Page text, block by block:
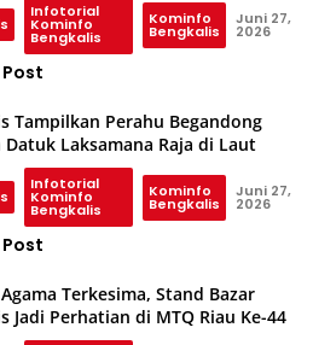
Infotorial
Kominfo
Bengkalis
Kominfo
Bengkalis
Juni 27,
2026
Tampilkan Perahu Begandong
Datuk Laksamana Raja di Laut
Infotorial
Kominfo
Bengkalis
Kominfo
Bengkalis
Juni 27,
2026
Terkesima, Stand Bazar
Jadi Perhatian di MTQ Riau Ke-44